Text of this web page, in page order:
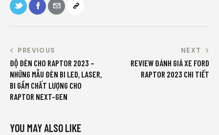
PREVIOUS
ĐỘ ĐÈN CHO RAPTOR 2023 –
NHỮNG MẪU ĐÈN BI LED, LASER,
BI GẦM CHẤT LƯỢNG CHO
RAPTOR NEXT-GEN
NEXT
REVIEW ĐÁNH GIÁ XE FORD
RAPTOR 2023 CHI TIẾT
YOU MAY ALSO LIKE